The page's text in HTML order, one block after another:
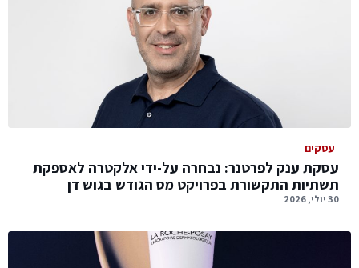
עסקים
עסקת ענק לפרטנר: נבחרה על-ידי אלקטרה לאספקת
תשתיות התקשורת בפרויקט מס הגודש בגוש דן
30 יולי, 2026